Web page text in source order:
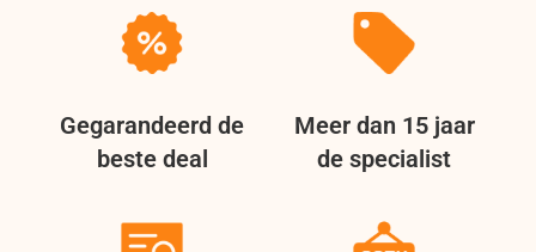
Gegarandeerd de
beste deal
Meer dan 15 jaar
de specialist